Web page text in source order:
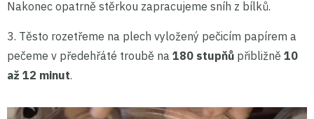
Nakonec opatrně stěrkou zapracujeme sníh z bílků.
3. Těsto rozetřeme na plech vyložený pečicím papírem a
pečeme v předehřáté troubě na 180 stupňů přibližně 10
až 12 minut.